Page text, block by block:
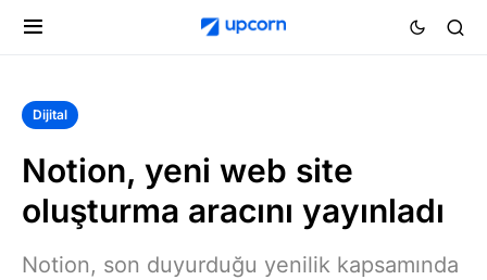
Dijital
Notion, yeni web site
oluşturma aracını yayınladı
Notion, son duyurduğu yenilik kapsamında